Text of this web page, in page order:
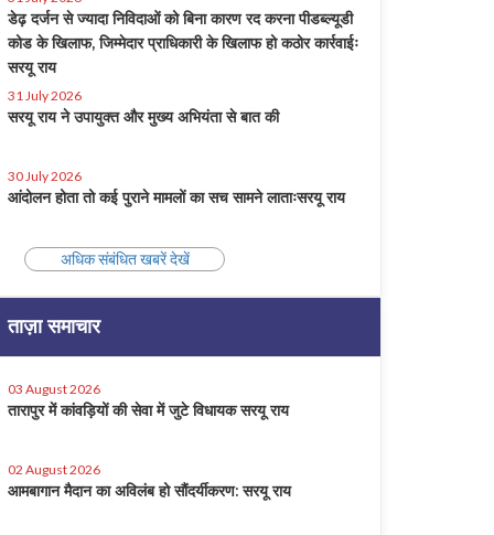
डेढ़ दर्जन से ज्यादा निविदाओं को बिना कारण रद करना पीडब्ल्यूडी
कोड के खिलाफ, जिम्मेदार प्राधिकारी के खिलाफ हो कठोर कार्रवाईः
सरयू राय
31 July 2026
सरयू राय ने उपायुक्त और मुख्य अभियंता से बात की
30 July 2026
आंदोलन होता तो कई पुराने मामलों का सच सामने लाताःसरयू राय
अधिक संबंधित खबरें देखें
ताज़ा समाचार
03 August 2026
तारापुर में कांवड़ियों की सेवा में जुटे विधायक सरयू राय
02 August 2026
आमबागान मैदान का अविलंब हो सौंदर्यीकरण: सरयू राय